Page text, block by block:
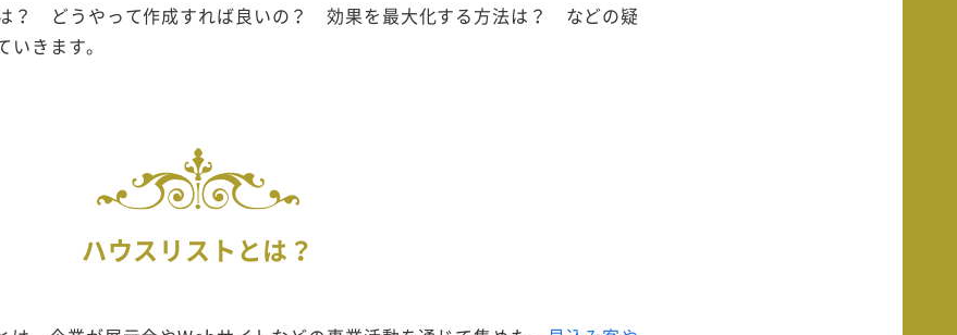
？ どうやって作成すれば良いの？ 効果を最大化する方法は？ などの疑
きます。
ハウスリストとは？